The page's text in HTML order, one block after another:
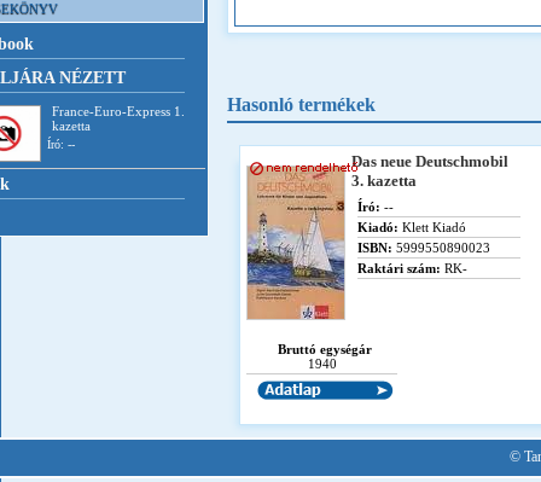
NÉZETT
France-Euro-Express 1.
kazetta
Író: --
Hasonló termékek
Das neue Deutschmobil
3. kazetta
Író: --
Kiadó: Klett Kiadó
ISBN: 5999550890023
Raktári szám: RK-
Bruttó egységár
1940
©